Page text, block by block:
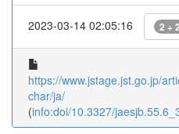
2023-03-14 02:05:16 2 + 2
https://www.jstage.jst.go.jp/
char/ja/
(info:doi/10.3327/